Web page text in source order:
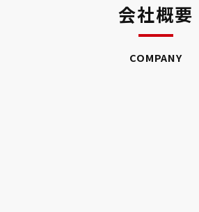
会社概要
COMPANY